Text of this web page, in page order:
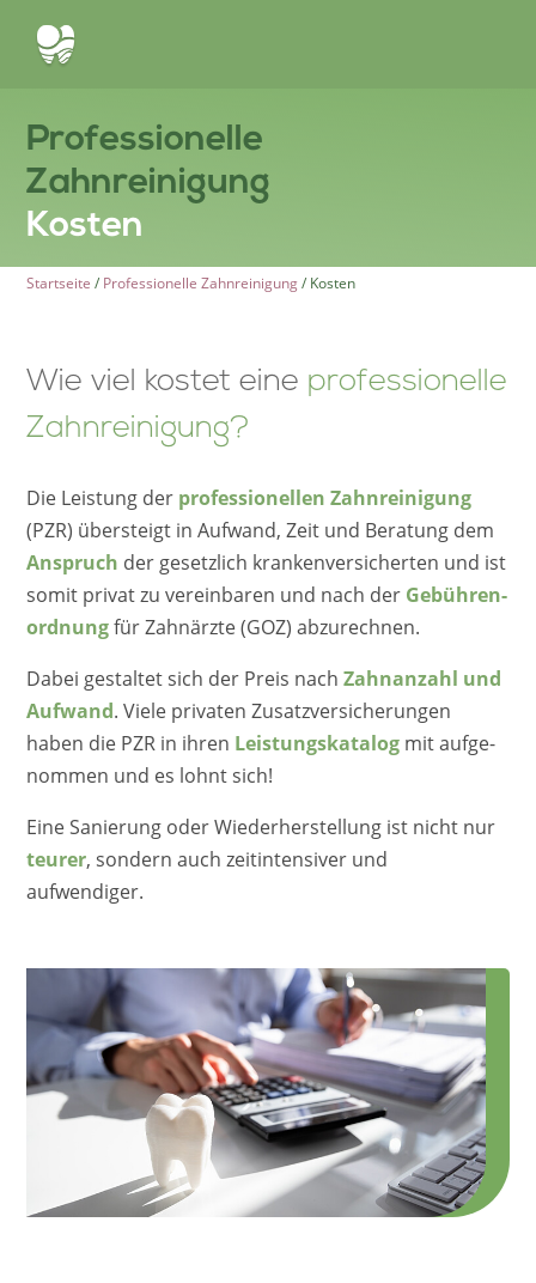
Professionelle
Zahnreinigung
Kosten
Start­sei­te / Profes­sio­nel­le Zahnrei­ni­gung/ Kosten
Wie viel kostet eine professionelle
Zahnreinigung?
Die Leistung der profes­sio­nel­len Zahnrei­ni­gung
(PZR) übersteigt in Aufwand, Zeit und Beratung dem
Anspruch der gesetz­lich kranken­ver­si­cher­ten und ist
somit privat zu verein­ba­ren und nach der Gebüh­ren­
ord­nungfür Zahnärz­te (GOZ) abzurechnen.
Dabei gestal­tet sich der Preis nachZahnan­zahl und
Aufwand. Viele priva­ten Zusatz­ver­si­che­run­gen
haben die PZR in ihren Leistungs­ka­ta­log mit aufge­
nom­men und es lohnt sich!
Eine Sanie­rung oder Wieder­her­stel­lung ist nicht nur
teurer, sondern auch zeitin­ten­si­ver und
aufwendiger.